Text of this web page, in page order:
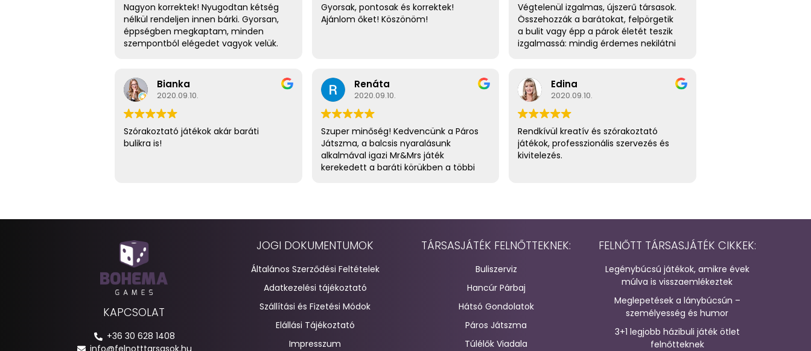
Nagyon korrektek! Nyugodtan kétség
nélkül rendeljen innen bárki. Gyorsan,
éppségben megkaptam, minden
szempontból elégedet vagyok velük.
Gyorsak, pontosak és korrektek!
Ajánlom őket! Köszönöm!
Végtelenül izgalmas, újszerű társasok.
Összehozzák a barátokat, felpörgetik
a bulit vagy épp a párok életét teszik
izgalmassá: mindig érdemes nekilátni
Bianka
2020.09.10.
Szórakoztató játékok akár baráti
bulikra is!
Renáta
2020.09.10.
Szuper minőség! Kedvencünk a Páros
Játszma, a balcsis nyaralásunk
alkalmával igazi Mr&Mrs játék
kerekedett a baráti körükben a többi
Edina
2020.09.10.
Rendkívül kreatív és szórakoztató
játékok, professzionális szervezés és
kivitelezés.
KAPCSOLAT
+36 30 628 1408
JOGI DOKUMENTUMOK
Általános Szerződési Feltételek
Adatkezelési tájékoztató
Szállítási és Fizetési Módok
Elállási Tájékoztató
Impresszum
TÁRSASJÁTÉK FELNŐTTEKNEK:
Buliszerviz
Hancúr Párbaj
Hátsó Gondolatok
Páros Játszma
Túlélők Viadala
FELNŐTT TÁRSASJÁTÉK CIKKEK:
Legénybúcsú játékok, amikre évek
múlva is visszaemlékeztek
Meglepetések a lánybúcsún –
személyesség és humor
3+1 legjobb házibuli játék ötlet
felnőtteknek